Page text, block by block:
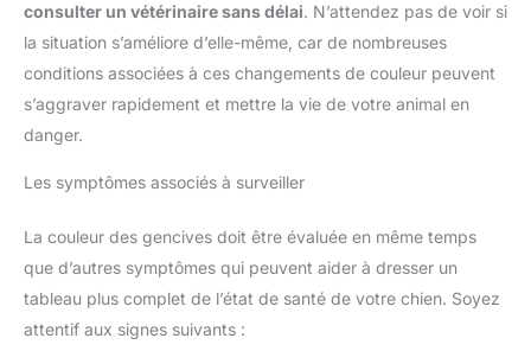
consulter un vétérinaire sans délai. N’attendez pas de voir si
la situation s’améliore d’elle-même, car de nombreuses
conditions associées à ces changements de couleur peuvent
s’aggraver rapidement et mettre la vie de votre animal en
danger.
Les symptômes associés à surveiller
La couleur des gencives doit être évaluée en même temps
que d’autres symptômes qui peuvent aider à dresser un
tableau plus complet de l’état de santé de votre chien. Soyez
attentif aux signes suivants :